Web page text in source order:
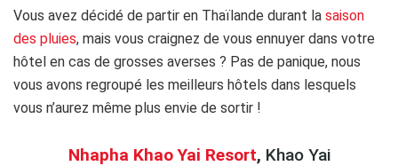
Vous avez décidé de partir en Thaïlande durant la saison
des pluies, mais vous craignez de vous ennuyer dans votre
hôtel en cas de grosses averses ? Pas de panique, nous
vous avons regroupé les meilleurs hôtels dans lesquels
vous n’aurez même plus envie de sortir !
Nhapha Khao Yai Resort, Khao Yai